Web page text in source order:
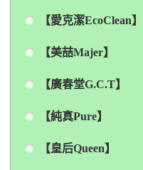
【愛克潔EcoClean】
【美喆Majer】
【廣春堂G.C.T】
【純真Pure】
【皇后Queen】